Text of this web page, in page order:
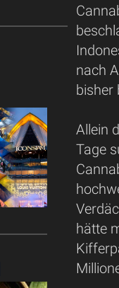
nach
bisher
Allein
Tage
hätte